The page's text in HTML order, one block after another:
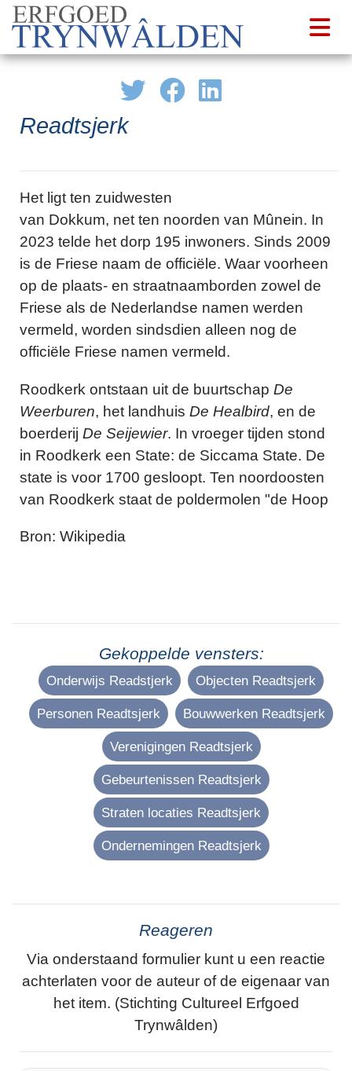
Readtsjerk
Het ligt ten zuidwesten
van Dokkum, net ten noorden van Mûnein. In
2023 telde het dorp 195 inwoners. Sinds 2009
is de Friese naam de officiële. Waar voorheen
op de plaats- en straatnaamborden zowel de
Friese als de Nederlandse namen werden
vermeld, worden sindsdien alleen nog de
officiële Friese namen vermeld.
Roodkerk ontstaan uit de buurtschap De
Weerburen, het landhuis De Healbird, en de
boerderij De Seijewier. In vroeger tijden stond
in Roodkerk een State: de Siccama State. De
state is voor 1700 gesloopt. Ten noordoosten
van Roodkerk staat de poldermolen "de Hoop
Bron: Wikipedia
Gekoppelde vensters:
Onderwijs Readstjerk Objecten Readtsjerk
Personen Readtsjerk Bouwwerken Readtsjerk
Verenigingen Readtsjerk
Gebeurtenissen Readtsjerk
Straten locaties Readtsjerk
Ondernemingen Readtsjerk
Reageren
Via onderstaand formulier kunt u een reactie
achterlaten voor de auteur of de eigenaar van
het item. (Stichting Cultureel Erfgoed
Trynwâlden)